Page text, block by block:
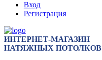
Вход
Регистрация
ИНТЕРНЕТ-МАГАЗИН
НАТЯЖНЫХ ПОТОЛКОВ